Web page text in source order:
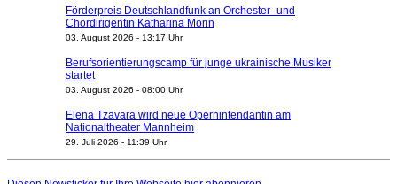
Förderpreis Deutschlandfunk an Orchester- und
Chordirigentin Katharina Morin
03. August 2026 - 13:17 Uhr
Berufsorientierungscamp für junge ukrainische Musiker
startet
03. August 2026 - 08:00 Uhr
Elena Tzavara wird neue Opernintendantin am
Nationaltheater Mannheim
29. Juli 2026 - 11:39 Uhr
geht 2027